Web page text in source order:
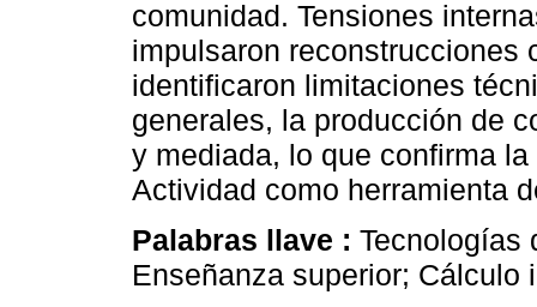
comunidad. Tensiones
impulsaron reconstrucciones
identificaron limitaciones
generales, la producción de
y mediada, lo que confirma
Actividad como herramienta
Palabras llave : Tecnologías
Enseñanza superior; Cálculo